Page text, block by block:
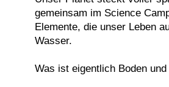
gemeinsam im Science
Elemente, die unser Leben
Wasser.
Was ist eigentlich Boden